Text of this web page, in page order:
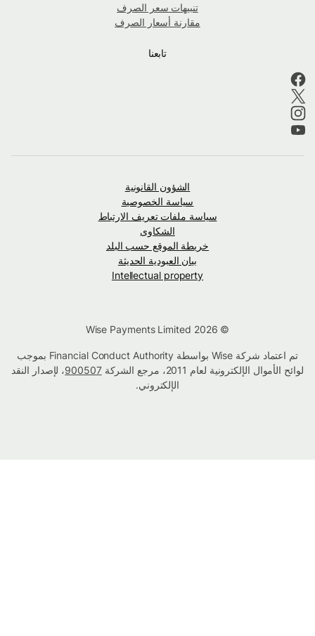
تنبيهات سعر الصرف
مقارنة أسعار الصرف
تابعنا
الشؤون القانونية
سياسة الخصوصية
سياسة ملفات تعريف الارتباط
الشكاوى
خريطة الموقع حسب البلد
بيان العبودية الحديثة
Intellectual property
تم اعتماد شركة Wise بواسطة Financial Conduct Authority بموجب
لوائح الأموال الإلكترونية لعام 2011، مرجع الشركة
900507، لإصدار النقد
الإلكتروني.